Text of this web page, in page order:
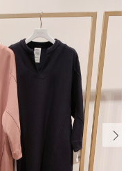
フロア
ショッ
レスト
施設案内
アクセ